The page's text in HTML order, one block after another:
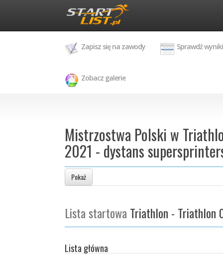
Zapisz się na zawody Sprawdź wyniki
Zobacz galerie
Mistrzostwa Polski w
2021 - dystans
Pokaż
Lista startowa Triathlon - Triathlon
Lista główna